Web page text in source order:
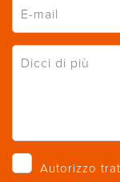
Autorizzo